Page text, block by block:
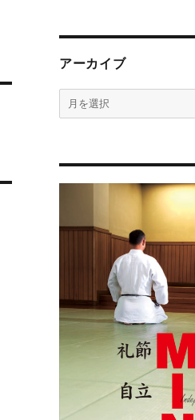
アーカイブ
ブ